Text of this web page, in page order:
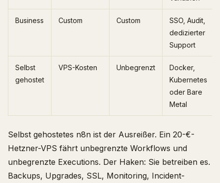
Business Custom Custom
SSO, Audit,
dedizierter
Support
Selbst
gehostet
VPS-Kosten Unbegrenzt
Docker,
Kubernetes
oder Bare
Metal
Selbst gehostetes n8n ist der Ausreißer. Ein 20-€-
Hetzner-VPS fährt unbegrenzte Workflows und
unbegrenzte Executions. Der Haken: Sie betreiben es.
Backups, Upgrades, SSL, Monitoring, Incident-